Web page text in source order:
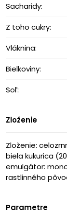
Sacharidy:
Z toho cukry:
Vláknina:
Bielkoviny:
Soľ:
Zloženie
Zloženie:
biela kukurica
emulgátor:
rastlinného
Parametre